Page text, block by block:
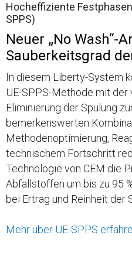
Hocheffiziente
SPPS)
Neuer „No Wash“-
Sauberkeitsgrad
In diesem Liberty-System
UE-SPPS-Methode mit der
Eliminierung der Spülung
bemerkenswerten
Methodenoptimierung,
technischem Fortschritt
Technologie von CEM die
Abfallstoffen um bis zu 95
bei Ertrag und Reinheit der
Mehr über UE-SPPS